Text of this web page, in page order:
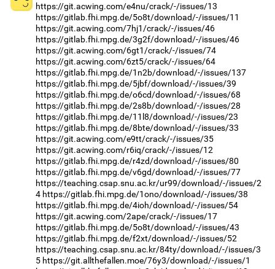
https://git.acwing.com/e4nu/crack/-/issues/13
https://gitlab.fhi.mpg.de/5o8t/download/-/issues/11
https://git.acwing.com/7hj1/crack/-/issues/46
https://gitlab.fhi.mpg.de/3g2f/download/-/issues/46
https://git.acwing.com/6gt1/crack/-/issues/74
https://git.acwing.com/6zt5/crack/-/issues/64
https://gitlab.fhi.mpg.de/1n2b/download/-/issues/137
https://gitlab.fhi.mpg.de/5jbf/download/-/issues/39
https://gitlab.fhi.mpg.de/o6cd/download/-/issues/68
https://gitlab.fhi.mpg.de/2s8b/download/-/issues/28
https://gitlab.fhi.mpg.de/11l8/download/-/issues/23
https://gitlab.fhi.mpg.de/8bte/download/-/issues/33
https://git.acwing.com/e9tt/crack/-/issues/35
https://git.acwing.com/r6iq/crack/-/issues/12
https://gitlab.fhi.mpg.de/r4zd/download/-/issues/80
https://gitlab.fhi.mpg.de/v6gd/download/-/issues/77
https://teaching.csap.snu.ac.kr/ur99/download/-/issues/2
4 https://gitlab.fhi.mpg.de/1ono/download/-/issues/38
https://gitlab.fhi.mpg.de/4ioh/download/-/issues/54
https://git.acwing.com/2ape/crack/-/issues/17
https://gitlab.fhi.mpg.de/5o8t/download/-/issues/43
https://gitlab.fhi.mpg.de/f2xt/download/-/issues/52
https://teaching.csap.snu.ac.kr/84ty/download/-/issues/3
5 https://git.allthefallen.moe/76y3/download/-/issues/1